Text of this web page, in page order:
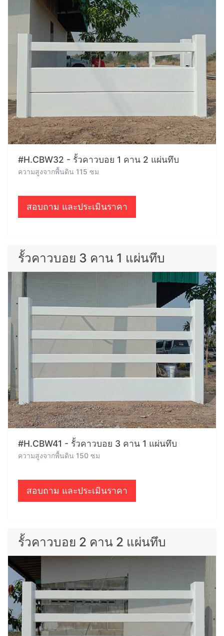
#H.CBW32 - รั้วคาวบอย 1 คาน 2 แผ่นทึบ
ความสูงจากพื้นดิน 115 ซม
สอบถาม และประเมินราคา
รั้วคาวบอย 3 คาน 1 แผ่นทึบ
#H.CBW41 - รั้วคาวบอย 3 คาน 1 แผ่นทึบ
ความสูงจากพื้นดิน 150 ซม
สอบถาม และประเมินราคา
รั้วคาวบอย 2 คาน 2 แผ่นทึบ